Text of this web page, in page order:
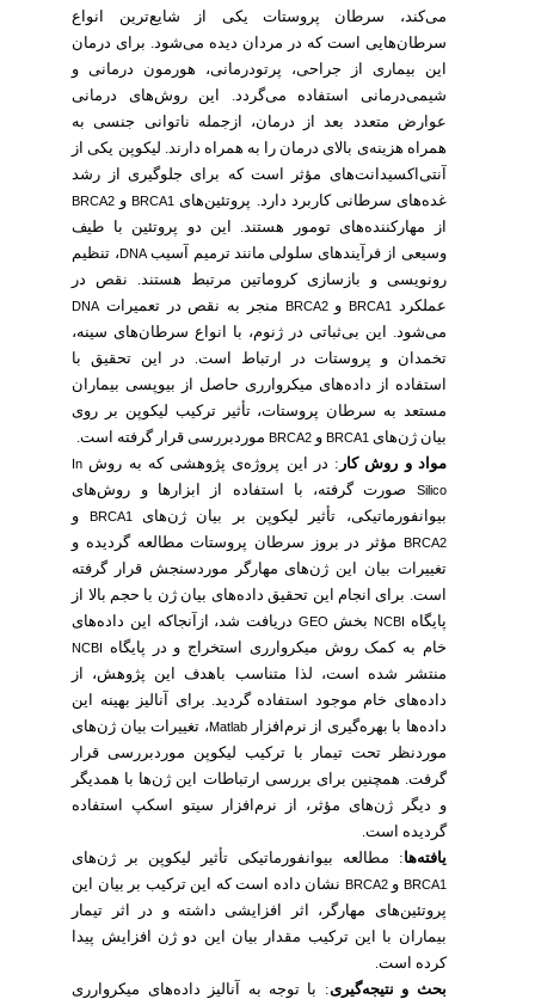
می‌کند، سرطان پروستات یکی از شایع‌ترین انواع
سرطان‌هایی است که در مردان دیده می‌شود. برای درمان
این بیماری از جراحی، پرتودرمانی، هورمون درمانی و
شیمی‌درمانی استفاده می‌گردد. این روش‌های درمانی
عوارض متعدد بعد از درمان، ازجمله ناتوانی جنسی به
همراه هزینه‌ی بالای درمان را به همراه دارند. لیکوپن یکی از
آنتی‌اکسیدانت‌های مؤثر است که برای جلوگیری از رشد
غده‌های سرطانی کاربرد دارد. پروتئین‌هایBRCA1 وBRCA2
از مهارکننده‌های تومور هستند. این دو پروتئین با طیف
وسیعی از فرآیندهای سلولی مانند ترمیم آسیبDNA، تنظیم
رونویسی و بازسازی کروماتین مرتبط هستند. نقص در
عملکرد BRCA1و BRCA2منجر به نقص در تعمیراتDNA
می‌شود. این بی‌ثباتی در ژنوم، با انواع سرطان‌های سینه،
تخمدان و پروستات در ارتباط است.در این تحقیق با
استفاده از داده‌های میکروارری حاصل از بیوپسی بیماران
مستعد به سرطان پروستات، تأثیر ترکیب لیکوپن بر روی
بیان ژن‌هایBRCA1و BRCA2موردبررسی قرار گرفته است.
مواد و روش‌ کار: در این پروژه‌ی پژوهشی که به روشIn
Silicoصورت گرفته، با استفاده از ابزارها و روش‌های
بیوانفورماتیکی، تأثیر لیکوپن بر بیان ژن‌هایBRCA1 و
BRCA2مؤثر در بروز سرطان پروستات مطالعه گردیده و
تغییرات بیان این ژن‌های مهارگر موردسنجش قرار گرفته
است. برای انجام این تحقیق داده‌های بیان ژن با حجم بالا از
پایگاهNCBI بخشGEO
دریافت شد، ازآنجاکه این داده‌های
خام به کمک روش میکروارری استخراج و در پایگاهNCBI
منتشر شده است، لذا متناسب باهدف این پژوهش، از
داده‌های خام موجود استفاده گردید. برای آنالیز بهینه این
داده‌ها با بهره‌گیری از نرم‌افزار
، تغییرات بیان ژن‌های
موردنظر تحت تیمار با ترکیب لیکوپن موردبررسی قرار
گرفت. همچنین برای بررسی ارتباطات این ژن‌ها با همدیگر
و دیگر ژن‌های مؤثر، از نرم‌افزار سیتو اسکپ استفاده
گردیده است.
یافته‌ها: مطالعه بیوانفورماتیکی تأثیر لیکوپن بر ژن‌های
BRCA1و BRCA2نشان داده است که این ترکیب بر بیان این
پروتئین‌های مهارگر، اثر افزایشی داشته و در اثر تیمار
بیماران با این ترکیب مقدار بیان این دو ژن افزایش پیدا
کرده است.
بحث و نتیجه‌گیری : با توجه به آنالیز داده‌های میکروارری